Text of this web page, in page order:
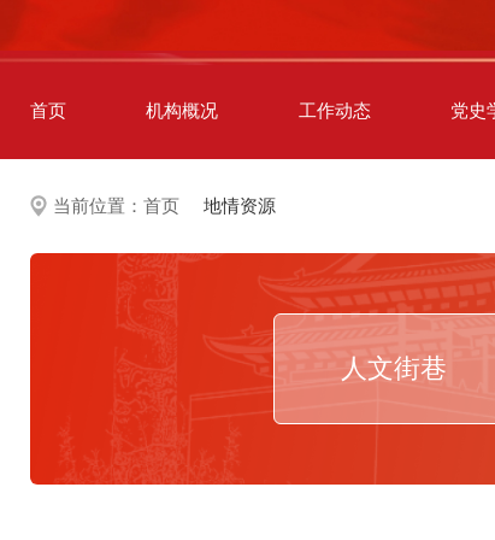
首页 机构概况 工作动态 党史
当前位置： 首页 地情资源
人文街巷